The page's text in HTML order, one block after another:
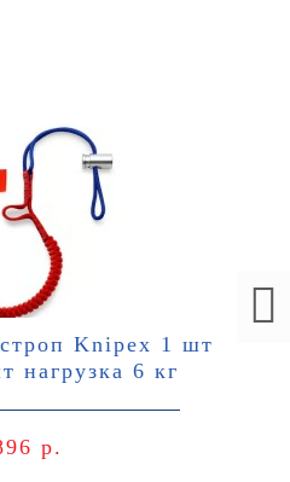
Knipex 1 шт
нагрузка 6 кг
р.